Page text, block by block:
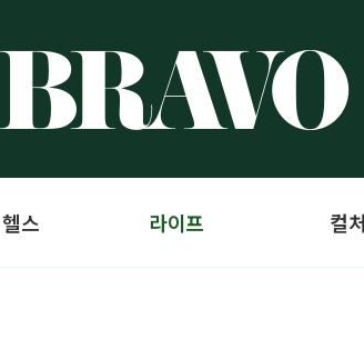
헬스 라이프 컬처